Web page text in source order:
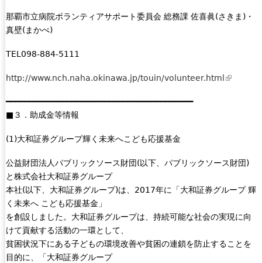
那覇市立病院ボランティアサポート委員会 総務課 佐喜眞(さきま)・
真壁(まかべ)
TEL098-884-5111
http://www.nch.naha.okinawa.jp/touin/volunteer.html(
s
x
e
n
━━━━━━━━━━━━━━━━━━━━━━━━━━━━━━━━━━━━━━━━
■３．助成金等情報
(1)大和証券グループ輝く未来へこども応援基金
公益財団法人パブリックソース財団(以下、パブリックソース財団)
と株式会社大和証券グループ
本社(以下、大和証券グループ)は、2017年に「大和証券グループ 輝
く未来へ こども応援基金」
を創設しました。大和証券グループは、持続可能な社会の実現に向
けて貢献する活動の一環として、
貧困状況下にある子どもの環境改善や貧困の連鎖を防止することを
目的に、「大和証券グループ